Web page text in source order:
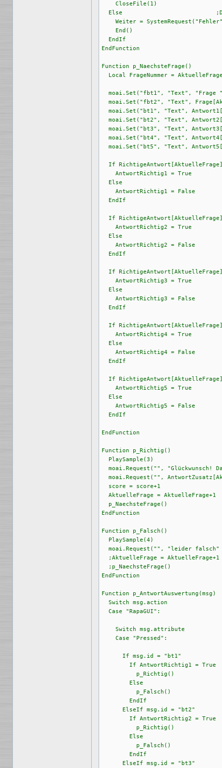
    CloseFile(1)
Else
Weiter =
    End()
  EndIf
EndFunction
Function p_NaechsteFrage()
Local FrageNummer =
moai.Set("fbt1", "Text", "Frage
moai.Set("fbt2", "Text",
moai.Set("bt1", "Text",
moai.Set("bt2", "Text",
moai.Set("bt3", "Text",
moai.Set("bt4", "Text",
moai.Set("bt5", "Text",
If
    AntwortRichtig1 = True
  Else
    AntwortRichtig1 = False
  EndIf
If
    AntwortRichtig2 = True
  Else
    AntwortRichtig2 = False
  EndIf
If
    AntwortRichtig3 = True
  Else
    AntwortRichtig3 = False
  EndIf
If
    AntwortRichtig4 = True
  Else
    AntwortRichtig4 = False
  EndIf
If
    AntwortRichtig5 = True
  Else
    AntwortRichtig5 = False
  EndIf
EndFunction
Function p_Richtig()
  PlaySample(3)
moai.Request("", "Glückwunsch!
moai.Request("",
  score = score+1
  AktuelleFrage = AktuelleFrage+1
  p_NaechsteFrage()
EndFunction
Function p_Falsch()
  PlaySample(4)
moai.Request("", "leider falsch"
;AktuelleFrage =
;p_NaechsteFrage()
EndFunction
Function p_AntwortAuswertung(msg)
  Switch msg.action
  Case "RapaGUI":
    Switch msg.attribute
    Case "Pressed":
      If msg.id = "bt1"
        If AntwortRichtig1 = True
          p_Richtig()
        Else
          p_Falsch()
        EndIf
      ElseIf msg.id = "bt2"
        If AntwortRichtig2 = True
          p_Richtig()
        Else
          p_Falsch()
        EndIf
      ElseIf msg.id = "bt3"